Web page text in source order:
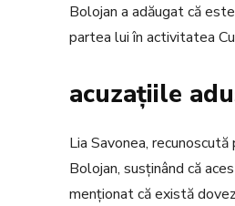
Bolojan a adăugat că
partea lui în activitatea
acuzațiile
Lia Savonea,
Bolojan, susținând că
menționat că există